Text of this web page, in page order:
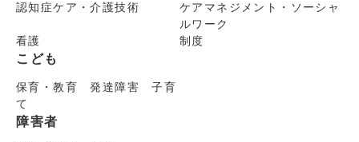
認知症ケア・介護技術
ケアマネジメント・ソーシャ
ルワーク
看護
制度
こども
保育・教育 発達障害 子育
て
障害者